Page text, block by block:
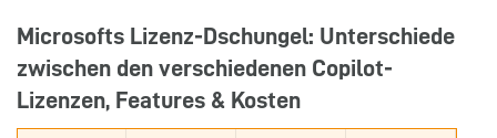
Microsofts Lizenz-Dschungel: Unterschiede
zwischen den verschiedenen Copilot-
Lizenzen, Features & Kosten